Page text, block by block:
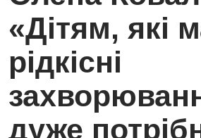
«Дітям, які
рідкісні
дуже